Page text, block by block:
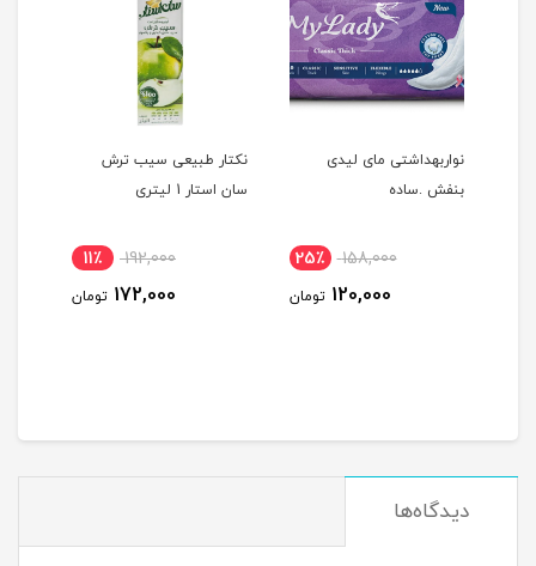
نواربهداشتی مای لیدی
بنفش .ساده
158,000 25٪
120,000 تومان
نکتار طبیعی سیب ترش
سان استار 1 لیتری
192,000 11٪
172,000 تومان
دیدگاه‌ها